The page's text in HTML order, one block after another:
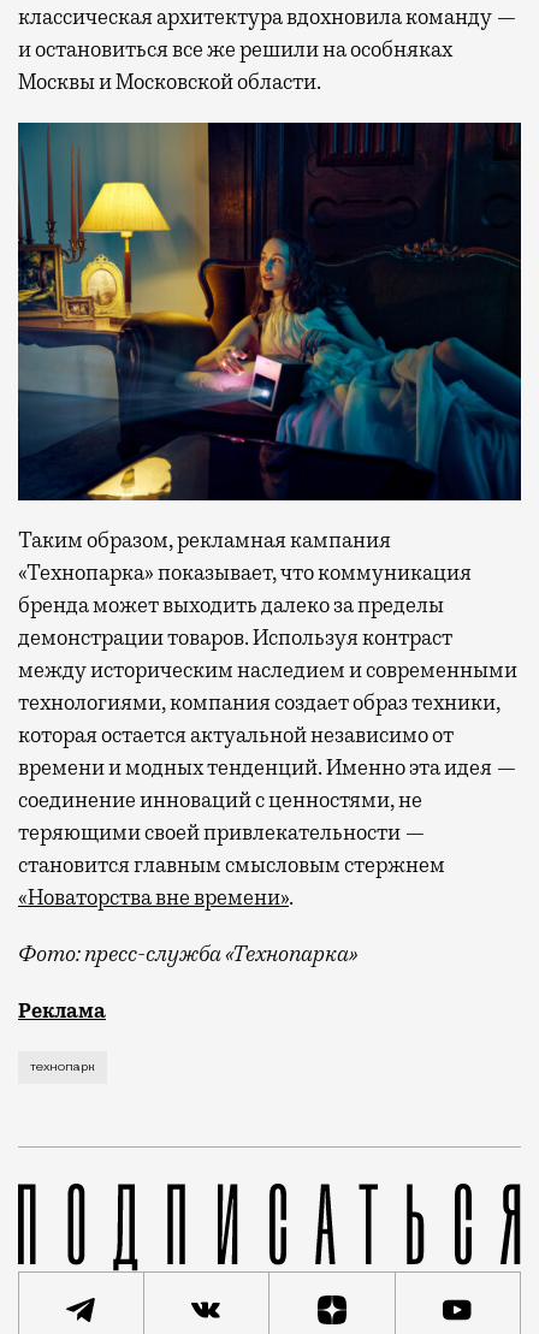
классическая архитектура вдохновила команду —
и остановиться все же решили на особняках
Москвы и Московской области.
Таким образом, рекламная кампания
«Технопарка» показывает, что коммуникация
бренда может выходить далеко за пределы
демонстрации товаров. Используя контраст
между историческим наследием и современными
технологиями, компания создает образ техники,
которая остается актуальной независимо от
времени и модных тенденций. Именно эта идея —
соединение инноваций с ценностями, не
теряющими своей привлекательности —
становится главным смысловым стержнем
«Новаторства вне времени».
Фото: пресс-служба «Технопарка»
Рекламные кампании техники редко выходят за
Реклама
технопарк